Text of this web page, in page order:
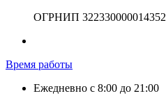
ОГРНИП 322330000014352
Время работы
Ежедневно с 8:00 до 21:00